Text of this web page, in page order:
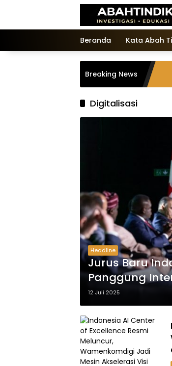
Beranda Kata Abah
Breaking News
Digitalisasi
Headline
Jurus Baru
Panggung
12 Juli 2025